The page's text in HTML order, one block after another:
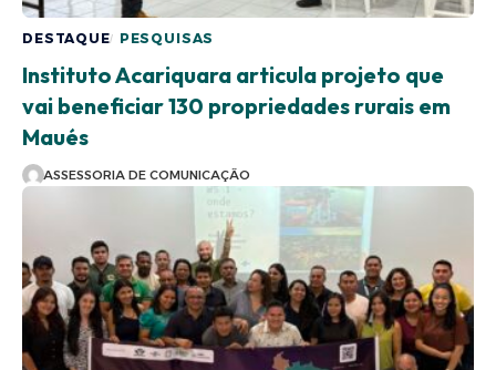
DESTAQUE PESQUISAS
Instituto Acariquara articula projeto que
vai beneficiar 130 propriedades rurais em
Maués
ASSESSORIA DE COMUNICAÇÃO